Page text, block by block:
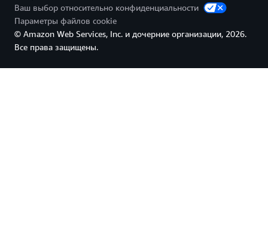
Ваш выбор относительно конфиденциальности
Параметры файлов cookie
© Amazon Web Services, Inc. и дочерние организации, 2026.
Все права защищены.